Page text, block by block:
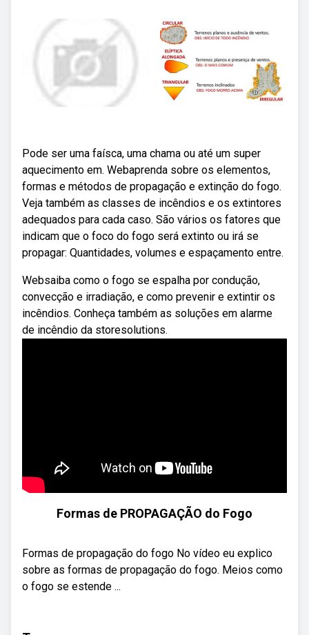
Pode ser uma faísca, uma chama ou até um super
aquecimento em. Webaprenda sobre os elementos,
formas e métodos de propagação e extinção do fogo.
Veja também as classes de incêndios e os extintores
adequados para cada caso. São vários os fatores que
indicam que o foco do fogo será extinto ou irá se
propagar: Quantidades, volumes e espaçamento entre.
Websaiba como o fogo se espalha por condução,
convecção e irradiação, e como prevenir e extintir os
incêndios. Conheça também as soluções em alarme
de incêndio da storesolutions.
Formas de PROPAGAÇÃO do Fogo
Formas de propagação do fogo No vídeo eu explico
sobre as formas de propagação do fogo. Meios como
o fogo se estende ...